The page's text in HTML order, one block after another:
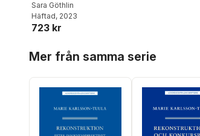
svensk rätt, särskilt
vid insolvens
Sara Göthlin
Häftad, 2023
723 kr
Mer från samma serie